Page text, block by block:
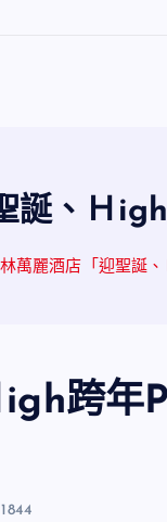
誕、Ｈ
萬麗酒店「迎聖誕
igh跨年